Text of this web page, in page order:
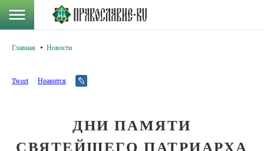
Главная Новости
Tweet Нравится
ДНИ ПАМЯТИ
СВЯТЕЙШЕГО ПАТРИАРХА